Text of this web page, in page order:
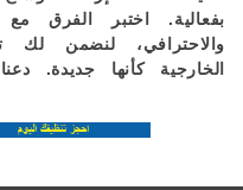
بفعالية. اختبر الفرق مع
والاحترافي، لنضمن لك
الخارجية كأنها جديدة.
احجز تنظيفك اليوم